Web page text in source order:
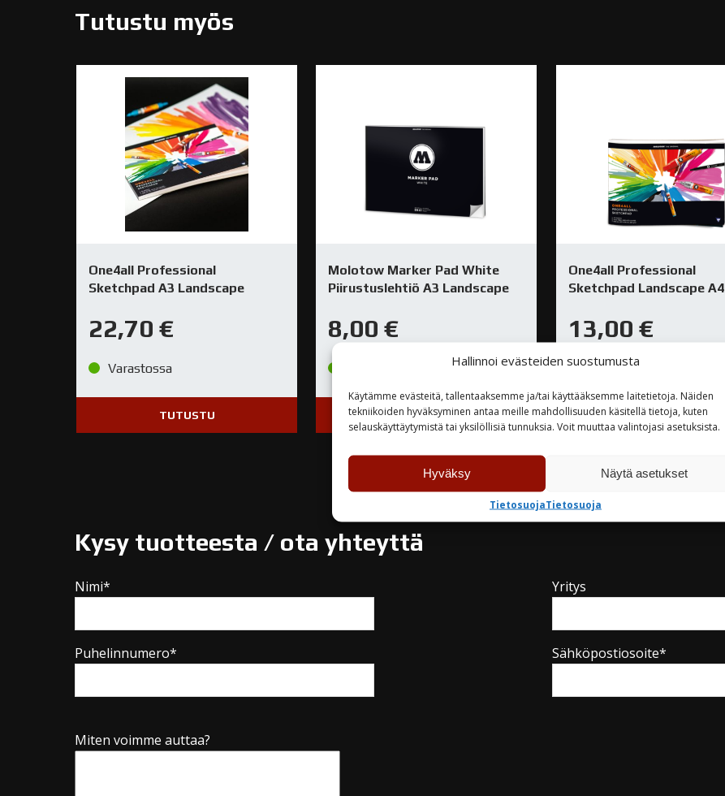
Hallinnoi evästeiden suostumusta
Käytämme evästeitä, tallentaaksemme ja/tai käyttääksemme laitetietoja. Näiden
tekniikoiden hyväksyminen antaa meille mahdollisuuden käsitellä tietoja, kuten
selauskäyttäytymistä tai yksilöllisiä tunnuksia. Voit muuttaa valintojasi asetuksista.
Hyväksy Näytä asetukset
TietosuojaTietosuoja
Tutustu myös
One4all Professional
Sketchpad A3 Landscape
22,70 €
Varastossa
TUTUSTU
Molotow Marker Pad White
Piirustuslehtiö A3 Landscape
8,00€
TUTUSTU
One4all Professional
Sketchpad Landscape A4
13,00 €
Varastossa
TUTUSTU
Kysy tuotteesta / ota yhteyttä
Nimi* Yritys
Puhelinnumero* Sähköpostiosoite*
Miten voimme auttaa?